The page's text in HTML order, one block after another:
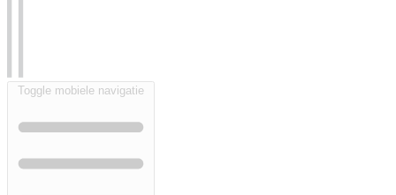
Toggle mobiele navigatie